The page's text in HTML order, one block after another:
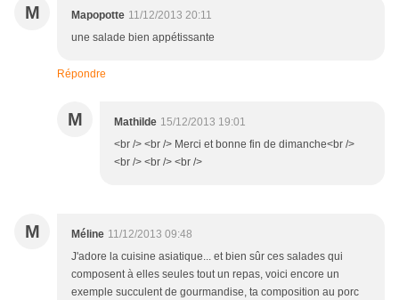
M Mapopotte 11/12/2013 20:11
une salade bien appétissante
Répondre
M Mathilde 15/12/2013 19:01
<br /> <br /> Merci et bonne fin de dimanche<br />
<br /> <br /> <br />
M Méline 11/12/2013 09:48
J'adore la cuisine asiatique... et bien sûr ces salades qui
composent à elles seules tout un repas, voici encore un
exemple succulent de gourmandise, ta composition au porc